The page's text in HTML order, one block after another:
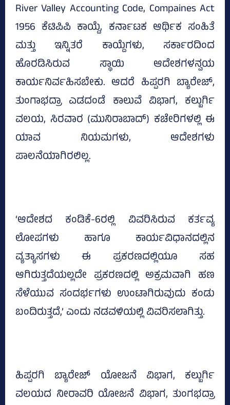
River Valley Accounting Code, Compaines Act
1956 ಕೆಟಿಪಿಪಿ ಕಾಯ್ದೆ, ಕರ್ನಾಟಕ ಆರ್ಥಿಕ ಸಂಹಿತೆ
ಮತ್ತು ಇನ್ನಿತರೆ ಕಾಯ್ದೆಗಳು, ಸರ್ಕಾರದಿಂದ
ಹೊರಡಿಸಿರುವ ಸ್ಥಾಯಿ ಆದೇಶಗಳನ್ವಯ
ಕಾರ್ಯನಿರ್ವಹಿಸಬೇಕು. ಆದರೆ ಹಿಪ್ಪರಗಿ ಬ್ಯಾರೇಜ್‌,
ತುಂಗಾಭದ್ರಾ ಎಡದಂಡೆ ಕಾಲುವೆ ವಿಭಾಗ, ಕಲ್ಬುರ್ಗಿ
ವಲಯ, ಸಿರವಾರ (ಮುನಿರಾಬಾದ್‌) ಕಚೇರಿಗಳಲ್ಲಿ ಈ
ಯಾವ ನಿಯಮಗಳು, ಆದೇಶಗಳು
ಪಾಲನೆಯಾಗಿರಲಿಲ್ಲ.
‘ಆದೇಶದ ಕಂಡಿಕೆ-6ರಲ್ಲಿ ವಿವರಿಸಿರುವ ಕರ್ತವ್ಯ
ಲೋಪಗಳು ಹಾಗೂ ಕಾರ್ಯವಿಧಾನದಲ್ಲಿನ
ವ್ಯತ್ಯಾಸಗಳು ಈ ಪ್ರಕರಣದಲ್ಲಿಯೂ ಸಹ
ಆಗಿರುತ್ತದೆಯಲ್ಲದೇ ಪ್ರಕರಣದಲ್ಲಿ ಅಕ್ರಮವಾಗಿ ಹಣ
ಸೆಳೆಯುವ ಸಂದರ್ಭಗಳು ಉಂಟಾಗಿರುವುದು ಕಂಡು
ಬಂದಿರುತ್ತದೆ,’ ಎಂದು ನಡವಳಿಯಲ್ಲಿ ವಿವರಿಸಲಾಗಿತ್ತು.
ಹಿಪ್ಪರಗಿ ಬ್ಯಾರೇಜ್‌ ಯೋಜನೆ ವಿಭಾಗ, ಕಲ್ಬುರ್ಗಿ
ವಲಯದ ನೀರಾವರಿ ಯೋಜನೆ ವಿಭಾಗ, ತುಂಗಭದ್ರಾ